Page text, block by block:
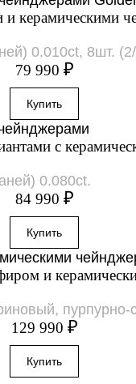
и керамическими
0.010ct, 8шт.
79 990 ₽
с
0.080ct.
84 990 ₽
и
пурпурно-
129 990 ₽